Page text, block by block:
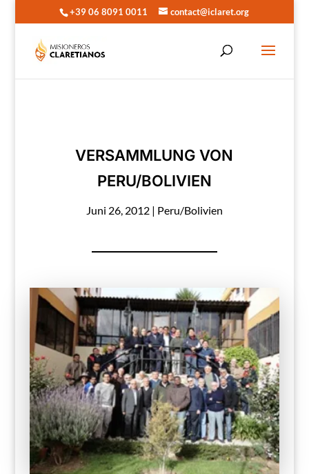
+39 06 8091 0011 contact@iclaret.org
VERSAMMLUNG VON
PERU/BOLIVIEN
Juni 26, 2012| Peru/Bolivien